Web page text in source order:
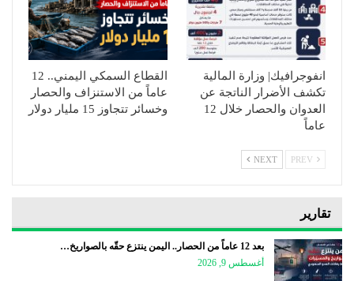
انفوجرافيك| وزارة المالية
تكشف الأضرار الناتجة عن
العدوان والحصار خلال 12
عاماً
القطاع السمكي اليمني.. 12
عاماً من الاستنزاف والحصار
وخسائر تتجاوز 15 مليار دولار
NEXT
تقارير
بعد 12 عاماً من الحصار.. اليمن ينتزع حقّه بالصواريخ…
أغسطس 9, 2026